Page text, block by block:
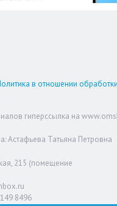
в отношении обработки
гиперссылка на
Астафьева Татьяна Петровна
215 (помещение
8496